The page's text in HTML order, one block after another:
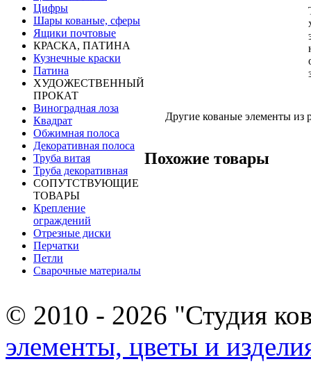
Цифры
Шары кованые, сферы
Ящики почтовые
КРАСКА, ПАТИНА
Кузнечные краски
Патина
ХУДОЖЕСТВЕННЫЙ
ПРОКАТ
Виноградная лоза
Квадрат
Обжимная полоса
Декоративная полоса
Труба витая
Труба декоративная
СОПУТСТВУЮЩИЕ
ТОВАРЫ
Крепление
ограждений
Отрезные диски
Перчатки
Петли
Сварочные материалы
Другие кованые элементы из
Похожие товары
© 2010 - 2026 "Студия
элементы, цветы и